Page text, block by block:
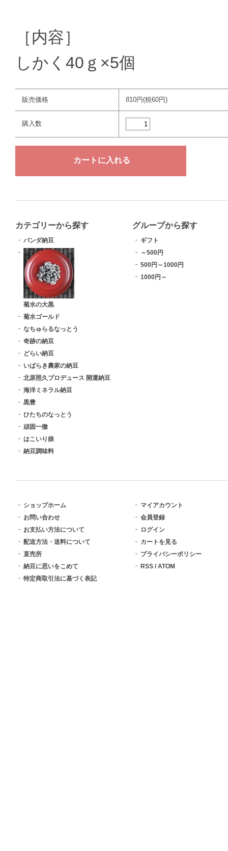
［内容］
しかく40ｇ×5個
販売価格 810円(税60円)
購入数
カテゴリーから探す
パンダ納豆
菊水の大黒
菊水ゴールド
なちゅらるなっとう
奇跡の納豆
どらい納豆
いばらき農家の納豆
北原照久プロデュース 開運納豆
海洋ミネラル納豆
黒豊
ひたちのなっとう
頑固一徹
はこいり娘
納豆調味料
グループから探す
ギフト
～500円
500円～1000円
1000円～
ショップホーム
お問い合わせ
お支払い方法について
配送方法・送料について
直売所
納豆に思いをこめて
特定商取引法に基づく表記
マイアカウント
会員登録
ログイン
カートを見る
プライバシーポリシー
RSS /ATOM